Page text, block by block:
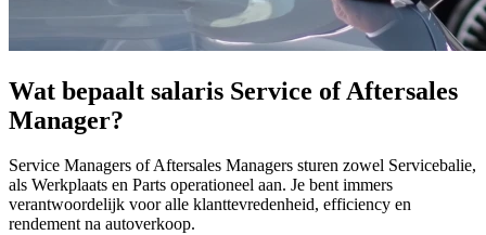
Wat bepaalt salaris Service of Aftersales
Manager?
Service Managers of Aftersales Managers sturen zowel Servicebalie,
als Werkplaats en Parts operationeel aan. Je bent immers
verantwoordelijk voor alle klanttevredenheid, efficiency en
rendement na autoverkoop.